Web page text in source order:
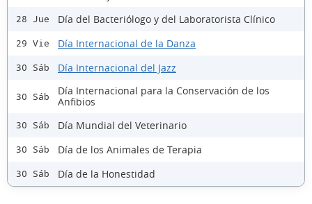
28 Jue Día del Bacteriólogo y del Laboratorista Clínico
29 Vie Día Internacional de la Danza
30 Sáb Día Internacional del Jazz
30 Sáb
Día Internacional para la Conservación de los
Anfibios
30 Sáb Día Mundial del Veterinario
30 Sáb Día de los Animales de Terapia
30 Sáb Día de la Honestidad